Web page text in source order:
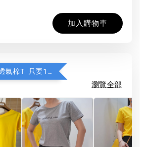
加入購物車
加購 MIT防曬透氣棉T 只要190元
瀏覽全部